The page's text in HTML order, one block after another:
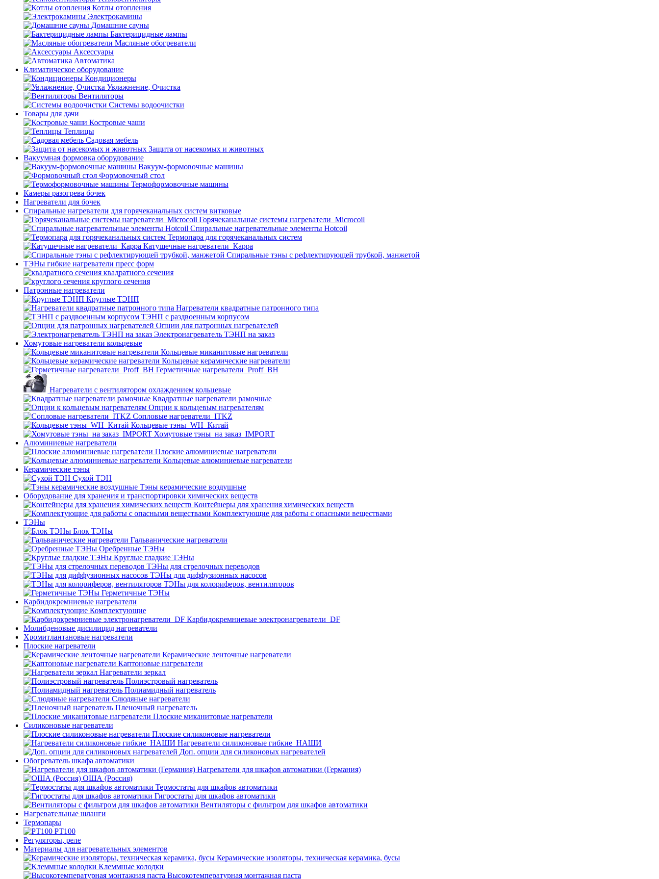
Котлы отопления
Электрокамины
Домашние сауны
Бактерицидные лампы
Масляные обогреватели
Аксессуары
Автоматика
Климатическое оборудование
Кондиционеры
Увлажнение, Очистка
Вентиляторы
Системы водоочистки
Товары для дачи
Костровые чаши
Теплицы
Садовая мебель
Защита от насекомых и животных
Вакуумная формовка оборудование
Вакуум-формовочные машины
Формовочный стол
Термоформовочные машины
Камеры разогрева бочек
Нагреватели для бочек
Спиральные нагреватели для горячеканальных систем витковые
Горячеканальные системы нагреватели_Microcoil
Спиральные нагревательные элементы Hotcoil
Термопара для горячеканальных систем
Катушечные нагреватели_Карра
Спиральные тэны с рефлектирующей трубкой, манжетой
ТЭНы гибкие нагреватели пресс форм
квадратного сечения
круглого сечения
Патронные нагреватели
Круглые ТЭНП
Нагреватели квадратные патронного типа
ТЭНП с раздвоенным корпусом
Опции для патронных нагревателей
Электронагреватель ТЭНП на заказ
Хомутовые нагреватели кольцевые
Кольцевые миканитовые нагреватели
Кольцевые керамические нагреватели
Герметичные нагреватели_Proff_BH
Нагреватели с вентилятором охлаждением кольцевые
Квадратные нагреватели рамочные
Опции к кольцевым нагревателям
Cопловые нагреватели_ITKZ
Кольцевые тэны_WH_Китай
Хомутовые тэны_на заказ_IMPORT
Алюминиевые нагреватели
Плоские алюминиевые нагреватели
Кольцевые алюминиевые нагреватели
Керамические тэны
Сухой ТЭН
Тэны керамические воздушные
Оборудование для хранения и транспортировки химических веществ
Контейнеры для хранения химических веществ
Комплектующие для работы с опасными веществами
ТЭНы
Блок ТЭНы
Гальванические нагреватели
Оребренные ТЭНы
Круглые гладкие ТЭНы
ТЭНы для стрелочных переводов
ТЭНы для диффузионных насосов
ТЭНы для колориферов, вентиляторов
Герметичные ТЭНы
Карбидокремниевые нагреватели
Комплектующие
Карбидокремниевые электронагреватели_DF
Молибденовые дисилицид нагреватели
Хромитлантановые нагреватели
Плоские нагреватели
Керамические ленточные нагреватели
Каптоновые нагреватели
Нагреватели зеркал
Полиэстровый нагреватель
Полиамидный нагреватель
Слюдяные нагреватели
Пленочный нагреватель
Плоские миканитовые нагреватели
Силиконовые нагреватели
Плоские силиконовые нагреватели
Нагреватели силиконовые гибкие_НАШИ
Доп. опции для силиконовых нагревателей
Обогреватель шкафа автоматики
Нагреватели для шкафов автоматики (Германия)
ОША (Россия)
Термостаты для шкафов автоматики
Гигростаты для шкафов автоматики
Вентиляторы с фильтром для шкафов автоматики
Нагревательные шланги
Термопары
PT100
Регуляторы, реле
Материалы для нагревательных элементов
Керамические изоляторы, техническая керамика, бусы
Клеммные колодки
Высокотемпературная монтажная паста